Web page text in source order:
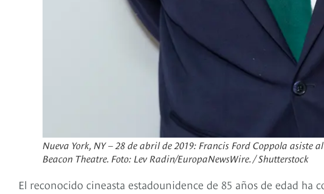
Nueva York, NY – 28 de abril de 2019: Francis Ford Coppola asiste
Beacon Theatre. Foto: Lev Radin/EuropaNewsWire. / Shutterstock
El reconocido cineasta estadounidence de 85 años de edad ha